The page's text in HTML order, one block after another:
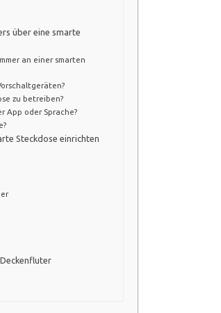
über eine smarte
an einer smarten
zu betreiben?
App oder Sprache?
Steckdose einrichten